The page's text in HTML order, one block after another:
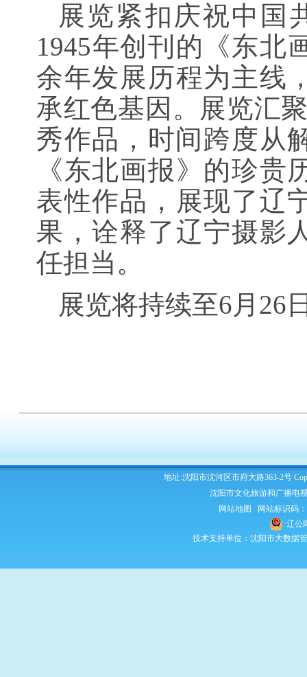
展览紧扣庆祝中国
1945年创刊的《东北
余年发展历程为主线
承红色基因。展览汇
秀作品，时间跨度从
《东北画报》的珍贵
表性作品，展现了辽
果，诠释了辽宁摄影
任担当。
展览将持续至6月26
地址:沈阳市沈河区市府大路363-2号
沈阳市文化旅游和广播电
网站地图
网站标识码
辽公
技术支持单位：沈阳市大数据